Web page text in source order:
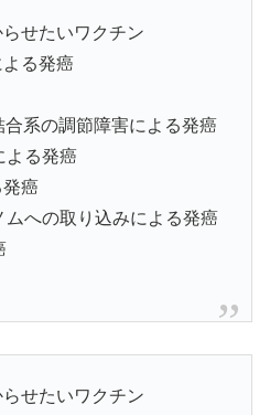
せたいワクチン
よる発癌
合系の調節障害による発癌
よる発癌
発癌
ムへの取り込みによる発癌
せたいワクチン